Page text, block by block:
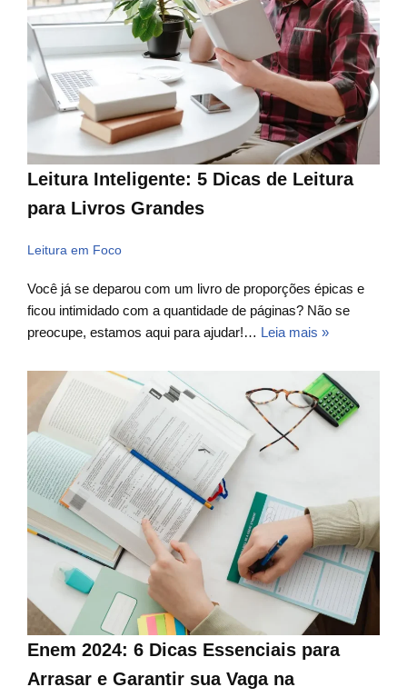
Leitura Inteligente: 5 Dicas de Leitura
para Livros Grandes
Leitura em Foco
Você já se deparou com um livro de proporções épicas e
ficou intimidado com a quantidade de páginas? Não se
preocupe, estamos aqui para ajudar!… Leia mais »
Enem 2024: 6 Dicas Essenciais para
Arrasar e Garantir sua Vaga na